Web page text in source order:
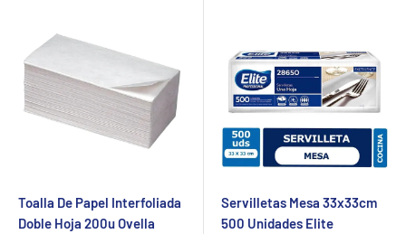
Toalla De Papel Interfoliada
Doble Hoja 200u Ovella
Servilletas Mesa 33x33cm
500 Unidades Elite